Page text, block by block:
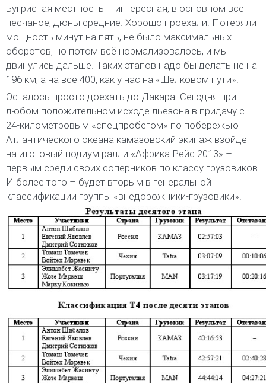
Бугристая местность – интересная, в основном всё
песчаное, дюны средние. Хорошо проехали. Потеряли
мощность минут на пять, не было максимальных
оборотов, но потом всё нормализовалось, и мы
двинулись дальше. Таких этапов надо бы делать не на
196 км, а на все 400, как у нас на «Шёлковом пути»!
Осталось просто доехать до Дакара. Сегодня при
любом положительном исходе льезона в придачу с
24-километровым «спецпробегом» по побережью
Атлантического океана камазовский экипаж взойдёт
на итоговый подиум ралли «Африка Рейс 2013» –
первым среди своих соперников по классу грузовиков.
И более того – будет вторым в генеральной
классификации группы «внедорожники-грузовики».